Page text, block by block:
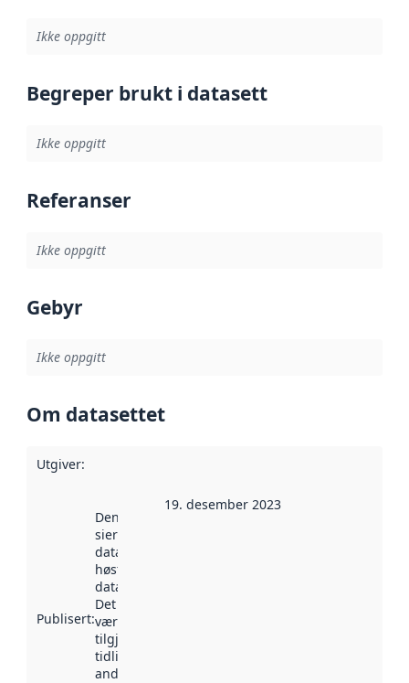
Ikke oppgitt
Begreper brukt i datasett
Ikke oppgitt
Referanser
Ikke oppgitt
Gebyr
Ikke oppgitt
Om datasettet
Utgiver:
Publisert:
Denne datoen
sier når
datasettet ble
høstet av
data.norge.no.
Det kan ha
vært
tilgjengelig
tidligere
andre steder.
19. desember 2023